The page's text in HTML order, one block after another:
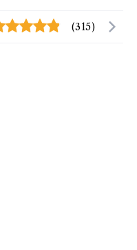
(315)